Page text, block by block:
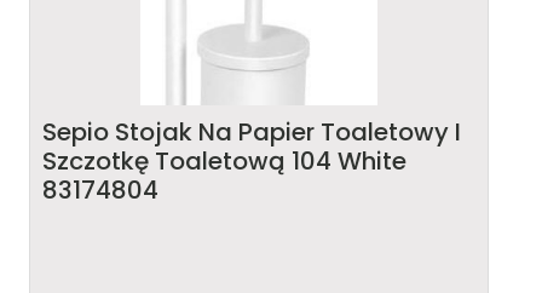
Sepio Stojak Na Papier Toaletowy I
Szczotkę Toaletową 104 White
83174804